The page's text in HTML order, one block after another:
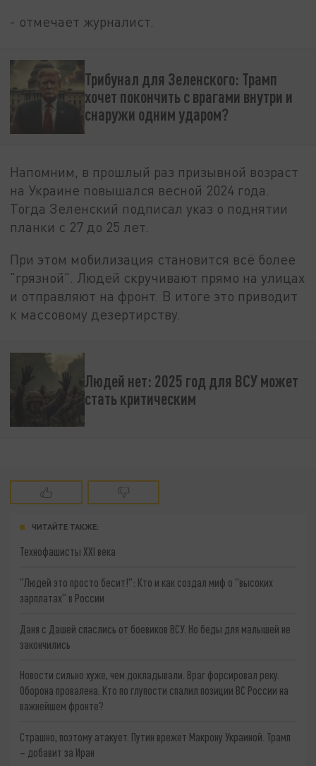
- отмечает журналист.
Трибунал для Зеленского: Трамп
хочет покончить с врагами внутри и
снаружи одним ударом?
Напомним, в прошлый раз призывной возраст
на Украине повышался весной 2024 года.
Тогда Зеленский подписал указ о поднятии
планки с 27 до 25 лет.
При этом мобилизация становится всё более
"грязной". Людей скручивают прямо на улицах
и отправляют на фронт. В итоге это приводит
к массовому дезертирству.
Людей нет: 2025 год для ВСУ может
стать критическим
ЧИТАЙТЕ ТАКЖЕ:
Технофашисты XXI века
"Людей это просто бесит!": Кто и как создал миф о "высоких
зарплатах" в России
Даня с Дашей спаслись от боевиков ВСУ. Но беды для малышей не
закончились
Новости сильно хуже, чем докладывали. Враг форсировал реку.
Оборона провалена. Кто по глупости спалил позиции ВС России на
важнейшем фронте?
Страшно, поэтому атакует. Путин врежет Макрону Украиной. Трамп
– добавит за Иран